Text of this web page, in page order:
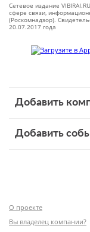
Сетевое издание
сфере связи,
(Роскомнадзор).
20.07.2017 года
Добавить
Добавить
О проекте
Вы владелец компании?